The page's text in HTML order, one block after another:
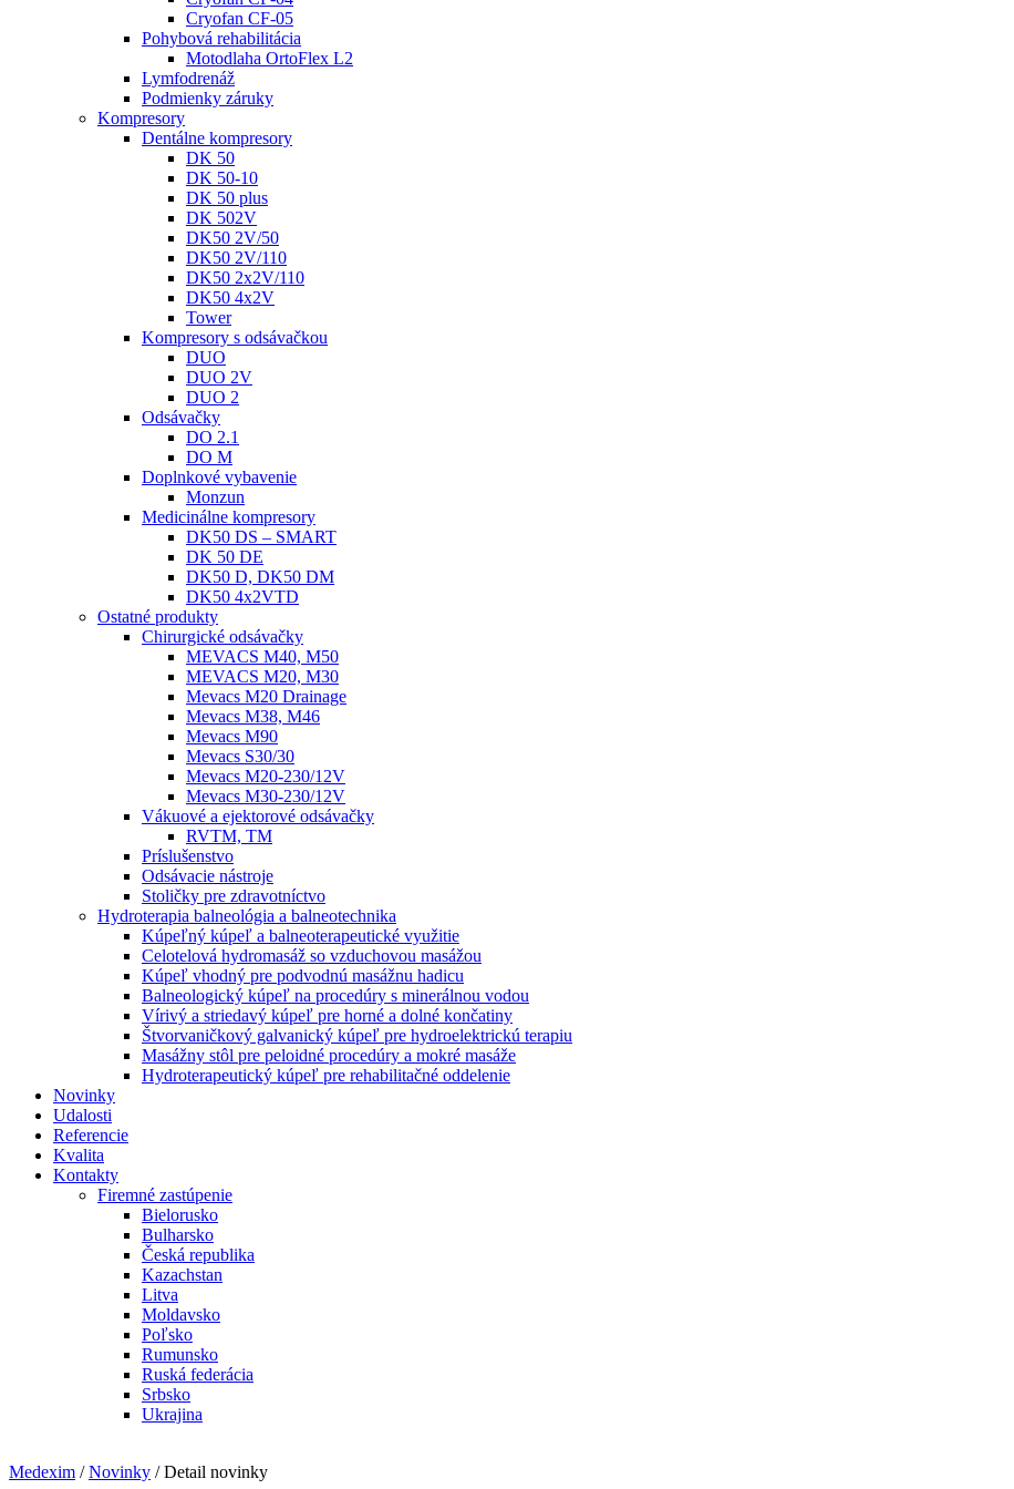
Cryofan CF-05
Pohybová rehabilitácia
Motodlaha OrtoFlex L2
Lymfodrenáž
Podmienky záruky
Kompresory
Dentálne kompresory
DK 50
DK 50-10
DK 50 plus
DK 502V
DK50 2V/50
DK50 2V/110
DK50 2x2V/110
DK50 4x2V
Tower
Kompresory s odsávačkou
DUO
DUO 2V
DUO 2
Odsávačky
DO 2.1
DO M
Doplnkové vybavenie
Monzun
Medicinálne kompresory
DK50 DS – SMART
DK 50 DE
DK50 D, DK50 DM
DK50 4x2VTD
Ostatné produkty
Chirurgické odsávačky
MEVACS M40, M50
MEVACS M20, M30
Mevacs M20 Drainage
Mevacs M38, M46
Mevacs M90
Mevacs S30/30
Mevacs M20-230/12V
Mevacs M30-230/12V
Vákuové a ejektorové odsávačky
RVTM, TM
Príslušenstvo
Odsávacie nástroje
Stoličky pre zdravotníctvo
Hydroterapia balneológia a balneotechnika
Kúpeľný kúpeľ a balneoterapeutické využitie
Celotelová hydromasáž so vzduchovou masážou
Kúpeľ vhodný pre podvodnú masážnu hadicu
Balneologický kúpeľ na procedúry s minerálnou vodou
Vírivý a striedavý kúpeľ pre horné a dolné končatiny
Štvorvaničkový galvanický kúpeľ pre hydroelektrickú terapiu
Masážny stôl pre peloidné procedúry a mokré masáže
Hydroterapeutický kúpeľ pre rehabilitačné oddelenie
Novinky
Udalosti
Referencie
Kvalita
Kontakty
Firemné zastúpenie
Bielorusko
Bulharsko
Česká republika
Kazachstan
Litva
Moldavsko
Poľsko
Rumunsko
Ruská federácia
Srbsko
Ukrajina
Medexim /Novinky / Detail novinky